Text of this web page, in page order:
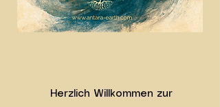
Herzlich Willkommen zur